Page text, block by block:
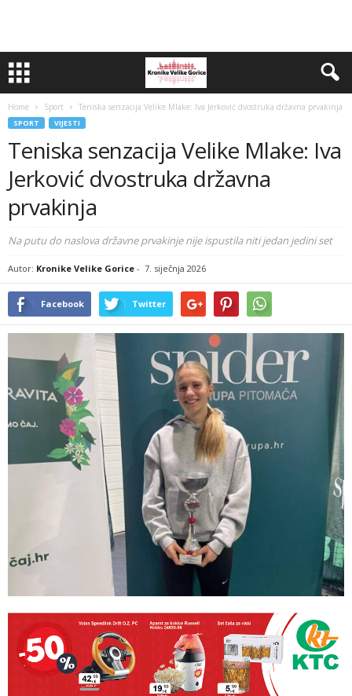
Home Sport Teniska senzacija Velike Mlake: Iva Jerković dvostruka državna prvakinja
SPORT VIJESTI
Teniska senzacija Velike Mlake: Iva
Jerković dvostruka državna
prvakinja
Na putu do naslova državne prvakinje nije ispustila niti jedan jedini set
Autor: Kronike Velike Gorice - 7. siječnja 2026
Facebook Twitter